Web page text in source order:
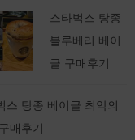
스타벅스 탕종
블루베리 베이
글 구매후기
스 탕종 베이글 최악의
매후기